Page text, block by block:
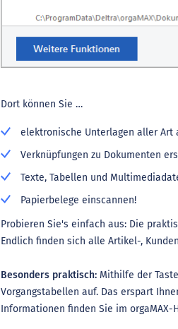
Dort können Sie …
elektronische Unterlagen aller Art
Verknüpfungen zu Dokumenten
Texte, Tabellen und
Papierbelege einscannen!
Probieren Sie's einfach aus: Die
Endlich finden sich alle Artikel-,
Besonders praktisch:Mithilfe der
Vorgangstabellen auf. Das erspart
Informationen finden Sie im orgaMAX-